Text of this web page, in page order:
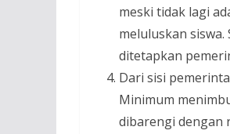
meski tidak lagi
meluluskan
ditetapkan
Dari sisi
Minimum
dibarengi dengan